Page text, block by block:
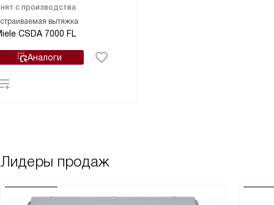
вытяжка
CSDA 7000 FL
с производства
Аналоги
Лидеры продаж